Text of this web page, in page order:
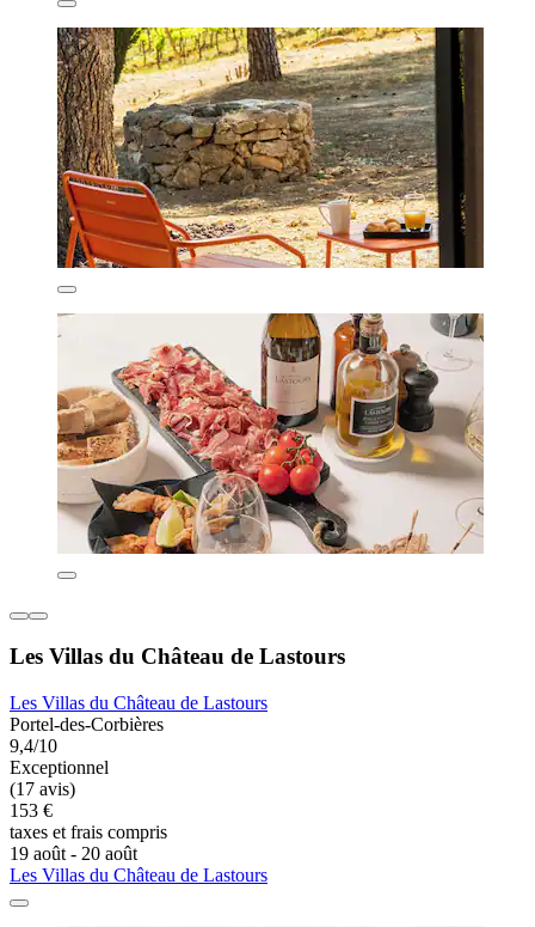
Les Villas du Château de Lastours
Les Villas du Château de Lastours
Portel-des-Corbières
9,4/10
Exceptionnel
(17 avis)
153 €
taxes et frais compris
19 août - 20 août
Les Villas du Château de Lastours